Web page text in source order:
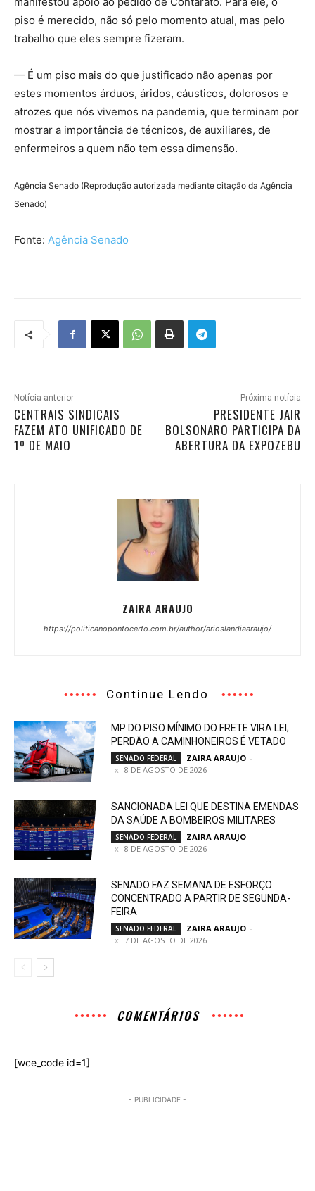
piso é merecido, não só pelo momento atual, mas pelo
trabalho que eles sempre fizeram.
— É um piso mais do que justificado não apenas por
estes momentos árduos, áridos, cáusticos, dolorosos e
atrozes que nós vivemos na pandemia, que terminam por
mostrar a importância de técnicos, de auxiliares, de
enfermeiros a quem não tem essa dimensão.
Agência Senado (Reprodução autorizada mediante citação da Agência
Senado)
Fonte: Agência Senado
Notícia anterior
CENTRAIS SINDICAIS
FAZEM ATO UNIFICADO DE
1º DE MAIO
Próxima notícia
PRESIDENTE JAIR
BOLSONARO PARTICIPA DA
ABERTURA DA EXPOZEBU
ZAIRA ARAUJO
https://politicanopontocerto.com.br/author/arioslandiaaraujo/
Continue Lendo
MP DO PISO MÍNIMO DO FRETE VIRA LEI;
PERDÃO A CAMINHONEIROS É VETADO
SENADO FEDERAL ZAIRA ARAUJO -
8 DE AGOSTO DE 2026
SANCIONADA LEI QUE DESTINA EMENDAS
DA SAÚDE A BOMBEIROS MILITARES
SENADO FEDERAL ZAIRA ARAUJO -
8 DE AGOSTO DE 2026
SENADO FAZ SEMANA DE ESFORÇO
CONCENTRADO A PARTIR DE SEGUNDA-
FEIRA
SENADO FEDERAL ZAIRA ARAUJO -
7 DE AGOSTO DE 2026
COMENTÁRIOS
[wce_code id=1]
- PUBLICIDADE -